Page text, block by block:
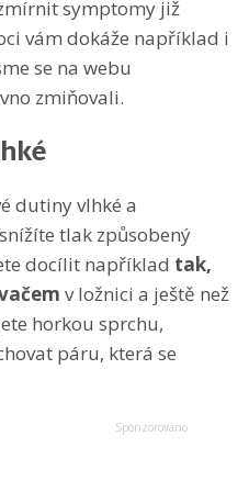
symptomy již
vám dokáže například i
se na webu
zmiňovali.
dutiny vlhké a
tlak způsobený
docílit například tak,
v ložnici a ještě než
horkou sprchu,
páru, která se